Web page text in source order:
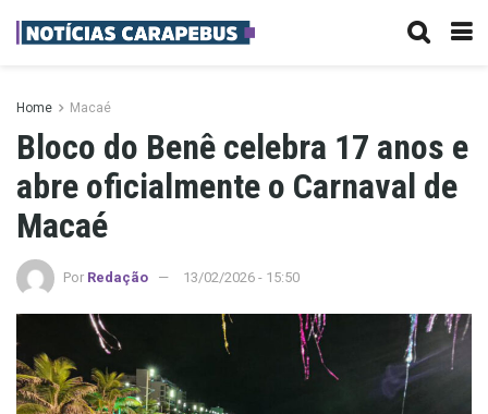
Home Macaé
Bloco do Benê celebra 17 anos e
abre oficialmente o Carnaval de
Macaé
Por Redação 13/02/2026 - 15:50